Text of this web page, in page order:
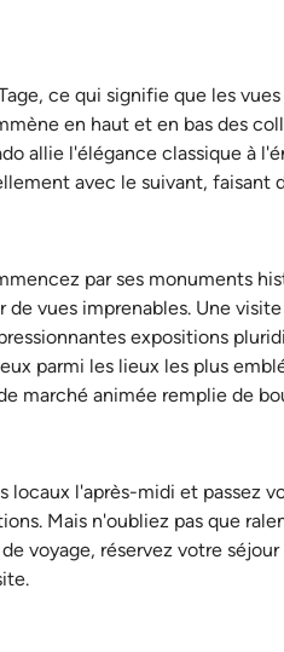
ce qui signifie que les
en haut et en bas des
allie l'élégance classique à
avec le suivant, faisant
par ses monuments
vues imprenables. Une
expositions
parmi les lieux les plus
marché animée remplie de
l'après-midi et passez
Mais n'oubliez pas que
voyage, réservez votre